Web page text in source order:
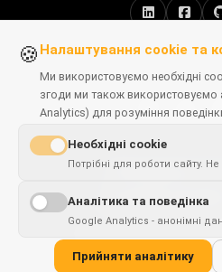
ДОСТУПНІ В
Інструменти розробника
ВЕБСАЙТИ
CosmoLapse
GuitarAtlas
© 2026POLPROG. Усі
Налаштування
This page is
available inEnglish
🍪 Налаштування cookie та
Ми використовуємо необхідні
згоди ми також використовуємо
Analytics) для розуміння
Необхідні cookie
Потрібні для роботи сайту.
Аналітика та поведінка
Google Analytics - анонімні
Прийняти аналітику